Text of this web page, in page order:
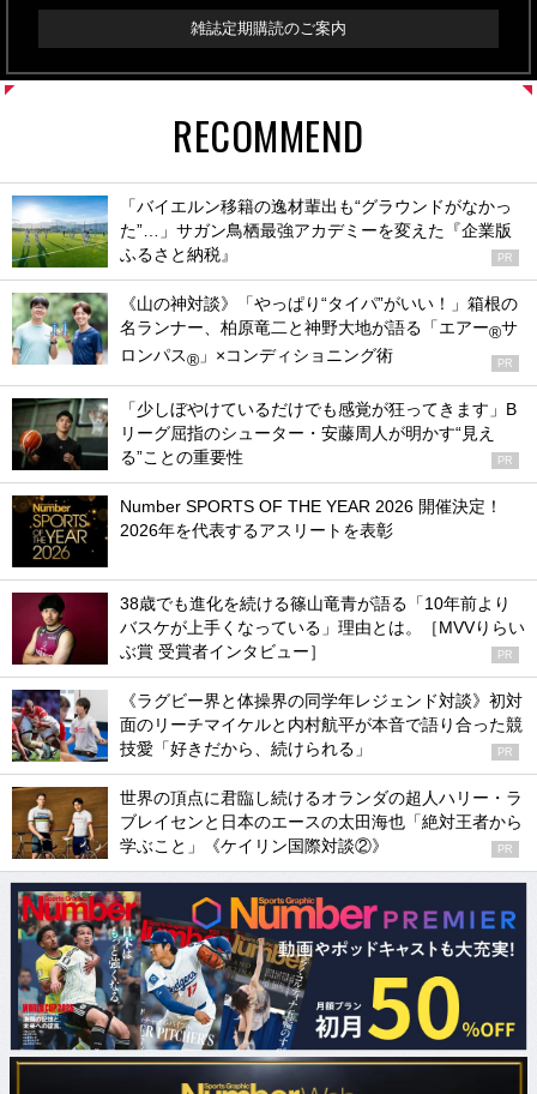
雑誌定期購読のご案内
RECOMMEND
「バイエルン移籍の逸材輩出も“グラウンドがなかっ
た”…」サガン鳥栖最強アカデミーを変えた『企業版
ふるさと納税』
PR
《山の神対談》「やっぱり“タイパ”がいい！」箱根の
名ランナー、柏原竜二と神野大地が語る「エアー®サ
ロンパス® 」×コンディショニング術 PR
「少しぼやけているだけでも感覚が狂ってきます」B
リーグ屈指のシューター・安藤周人が明かす“見え
る”ことの重要性
PR
Number SPORTS OF THE YEAR 2026 開催決定！
2026年を代表するアスリートを表彰
38歳でも進化を続ける篠山竜青が語る「10年前より
バスケが上手くなっている」理由とは。［MVVりらい
ぶ賞 受賞者インタビュー］
PR
《ラグビー界と体操界の同学年レジェンド対談》初対
面のリーチマイケルと内村航平が本音で語り合った競
技愛「好きだから、続けられる」
PR
世界の頂点に君臨し続けるオランダの超人ハリー・ラ
ブレイセンと日本のエースの太田海也「絶対王者から
学ぶこと」《ケイリン国際対談②》
PR